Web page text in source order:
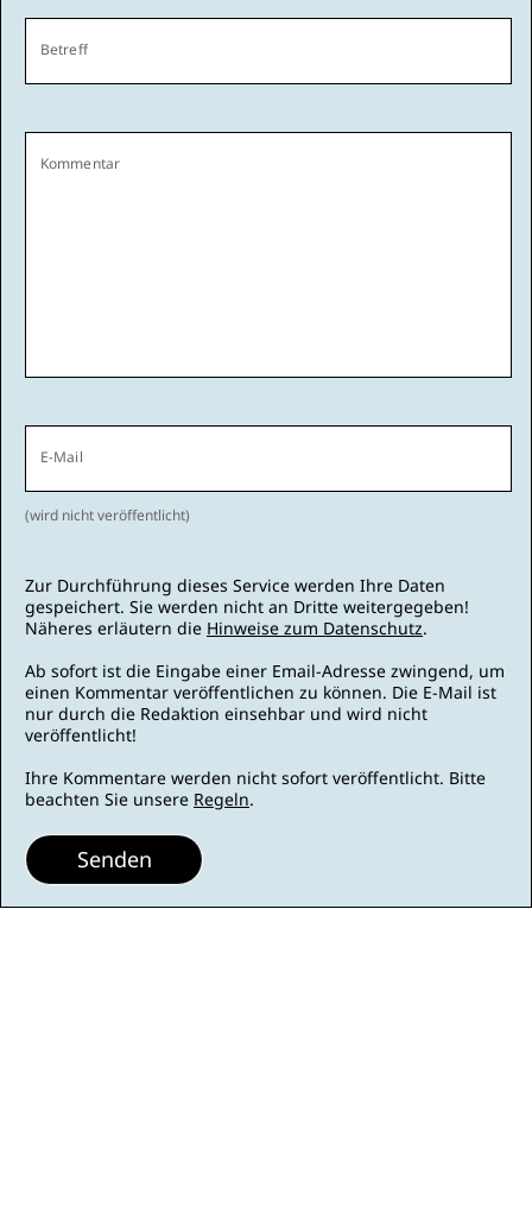
Betreff
Kommentar
E-Mail
(wird nicht veröffentlicht)
Zur Durchführung dieses Service werden Ihre Daten
gespeichert. Sie werden nicht an Dritte weitergegeben!
Näheres erläutern die Hinweise zum Datenschutz.
Ab sofort ist die Eingabe einer Email-Adresse zwingend, um
einen Kommentar veröffentlichen zu können. Die E-Mail ist
nur durch die Redaktion einsehbar und wird nicht
veröffentlicht!
Ihre Kommentare werden nicht sofort veröffentlicht. Bitte
beachten Sie unsere Regeln.
Senden